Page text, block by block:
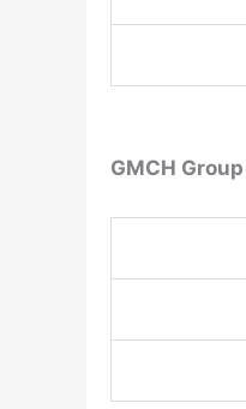
GMCH Group